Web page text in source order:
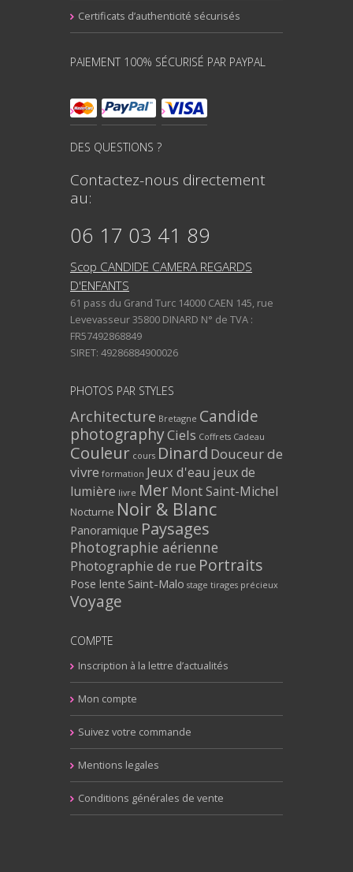
Certificats d’authenticité sécurisés
PAIEMENT 100% SÉCURISÉ PAR PAYPAL
DES QUESTIONS ?
Contactez-nous directement
au:
06 17 03 41 89
Scop CANDIDE CAMERA REGARDS
D'ENFANTS
61 pass du Grand Turc 14000 CAEN 145, rue
Levevasseur 35800 DINARD N° de TVA :
FR57492868849
SIRET: 49286884900026
PHOTOS PAR STYLES
Architecture Bretagne Candide
photographyCiels Coffrets Cadeau
Couleur cours Dinard Douceur de
vivre formation Jeux d'eau jeux de
lumière livre Mer Mont Saint-Michel
Nocturne Noir & Blanc
Panoramique Paysages
Photographie aérienne
Photographie de rue Portraits
Pose lente Saint-Malo stage tirages précieux
Voyage
COMPTE
Inscription à la lettre d’actualités
Mon compte
Suivez votre commande
Mentions legales
Conditions générales de vente